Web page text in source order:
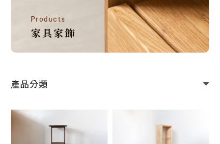
家具家飾
產品分類